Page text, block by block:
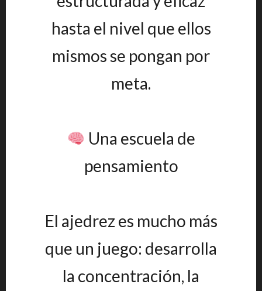
hasta el nivel que ellos
mismos se pongan por
meta.
Una escuela de
pensamiento
El ajedrez es mucho más
que un juego: desarrolla
la concentración, la